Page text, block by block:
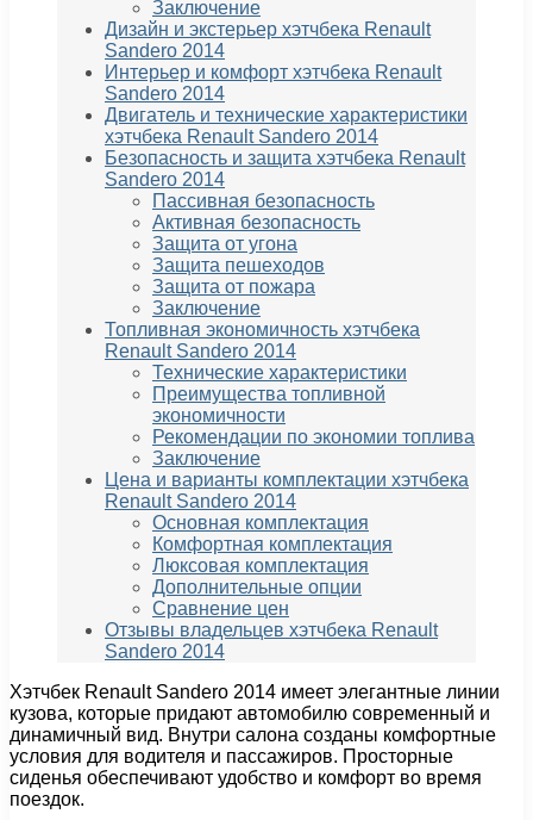
Заключение
Дизайн и экстерьер хэтчбека Renault
Sandero 2014
Интерьер и комфорт хэтчбека Renault
Sandero 2014
Двигатель и технические характеристики
хэтчбека Renault Sandero 2014
Безопасность и защита хэтчбека Renault
Sandero 2014
Пассивная безопасность
Активная безопасность
Защита от угона
Защита пешеходов
Защита от пожара
Заключение
Топливная экономичность хэтчбека
Renault Sandero 2014
Технические характеристики
Преимущества топливной
экономичности
Рекомендации по экономии топлива
Заключение
Цена и варианты комплектации хэтчбека
Renault Sandero 2014
Основная комплектация
Комфортная комплектация
Люксовая комплектация
Дополнительные опции
Сравнение цен
Отзывы владельцев хэтчбека Renault
Sandero 2014
Хэтчбек Renault Sandero 2014 имеет элегантные линии
кузова, которые придают автомобилю современный и
динамичный вид. Внутри салона созданы комфортные
условия для водителя и пассажиров. Просторные
сиденья обеспечивают удобство и комфорт во время
поездок.